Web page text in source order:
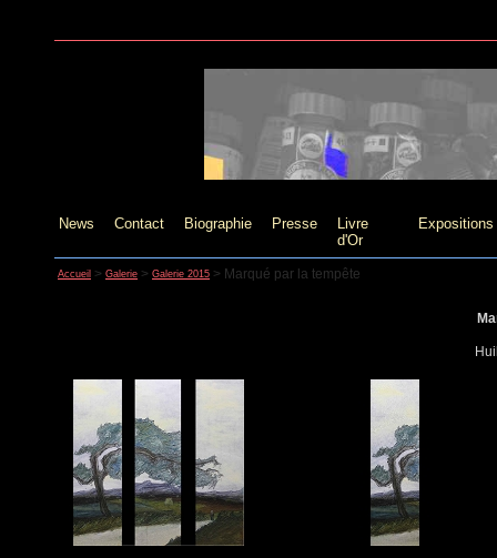
News Contact Biographie Presse
Livre
d'Or
Expositions
Accueil > Galerie > Galerie 2015 > Marqué par la tempête